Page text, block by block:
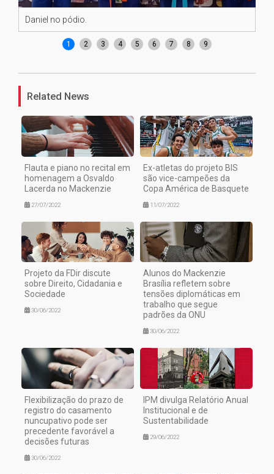
Daniel no pódio.
1 2 3 4 5 6 7 8 9
Related News
Flauta e piano no recital em
homenagem a Osvaldo
Lacerda no Mackenzie
27/07/2022
Ex-atletas do projeto BIS
são vice-campeões da
Copa América de Basquete
11/07/2022
Projeto da FDir discute
sobre Direito, Cidadania e
Sociedade
30/06/2022
Alunos do Mackenzie
Brasília refletem sobre
tensões diplomáticas em
trabalho que segue
padrões da ONU
30/06/2022
Flexibilização do prazo de
registro do casamento
nuncupativo pode ser
precedente favorável a
decisões futuras
30/06/2022
IPM divulga Relatório Anual
Institucional e de
Sustentabilidade
29/06/2022